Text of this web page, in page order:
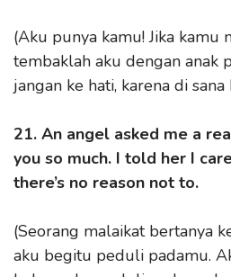
(Aku punya kamu! Jika kamu
tembaklah aku dengan anak
jangan ke hati, karena di
21. An angel asked me a
you so much. I told her I
there’s no reason not to.
(Seorang malaikat bertanya
aku begitu peduli padamu.